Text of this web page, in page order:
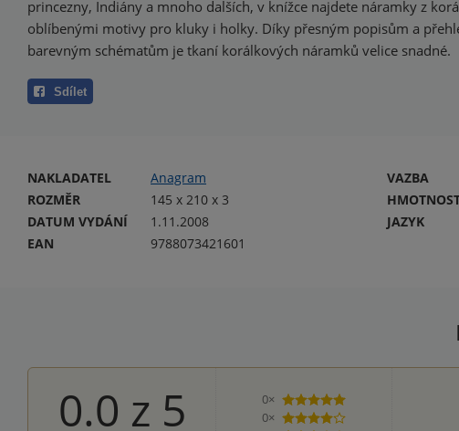
princezny, Indiány a mnoho dalších, v knížce najdete náramky z
oblíbenými motivy pro kluky i holky. Díky přesným popisům a
barevným schématům je tkaní korálkových náramků velice snadné.
Sdílet
NAKLADATEL
Anagram
ROZMĚR
145 x 210 x 3
DATUM VYDÁNÍ
1.11.2008
EAN
9788073421601
VAZBA
JAZYK
0.0 z 5 0×
5 hvězdiček
0×
4 hvězdičky